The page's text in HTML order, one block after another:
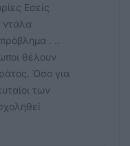
Εσείς
ντάλα
. ..
θέλουν
Όσο για
των